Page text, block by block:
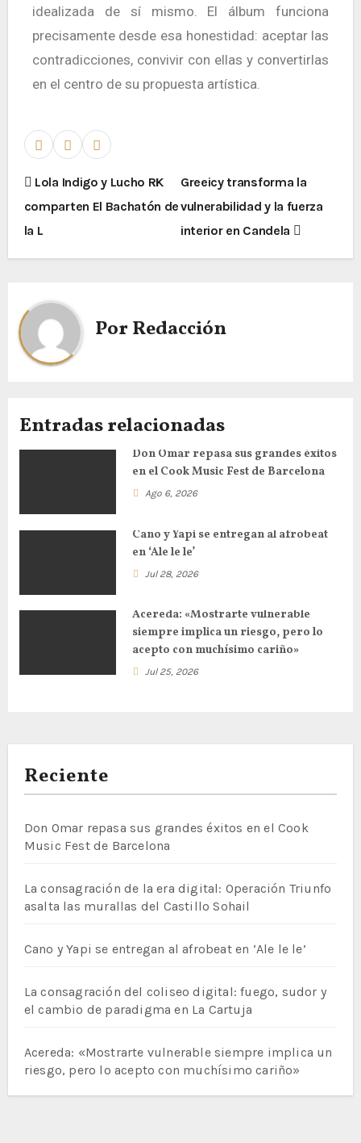
idealizada de sí mismo. El álbum funciona
precisamente desde esa honestidad: aceptar las
contradicciones, convivir con ellas y convertirlas
en el centro de su propuesta artística.
Lola Indigo y Lucho RK
comparten El Bachatón de
la L
Greeicy transforma la
vulnerabilidad y la fuerza
interior en Candela
PorRedacción
Entradas relacionadas
Don Omar repasa sus grandes éxitos
en el Cook Music Fest de Barcelona
Ago 6, 2026
Cano y Yapi se entregan al afrobeat
en ‘Ale le le’
Jul 28, 2026
Acereda: «Mostrarte vulnerable
siempre implica un riesgo, pero lo
acepto con muchísimo cariño»
Jul 25, 2026
Reciente
Don Omar repasa sus grandes éxitos en el Cook
Music Fest de Barcelona
La consagración de la era digital: Operación Triunfo
asalta las murallas del Castillo Sohail
Cano y Yapi se entregan al afrobeat en ‘Ale le le’
La consagración del coliseo digital: fuego, sudor y
el cambio de paradigma en La Cartuja
Acereda: «Mostrarte vulnerable siempre implica un
riesgo, pero lo acepto con muchísimo cariño»